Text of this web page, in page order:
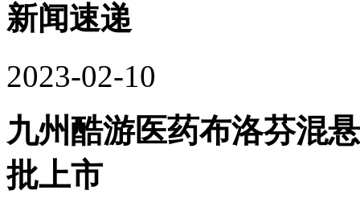
新闻速递
2023-02-10
九州酷游医药布洛芬混悬
批上市